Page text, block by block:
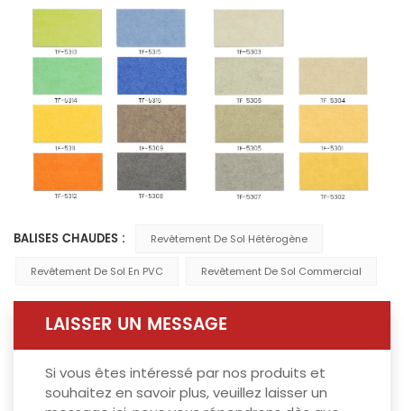
BALISES CHAUDES : Revêtement De Sol Hétérogène
Revêtement De Sol En PVC Revêtement De Sol Commercial
LAISSER UN MESSAGE
Si vous êtes intéressé par nos produits et
souhaitez en savoir plus, veuillez laisser un